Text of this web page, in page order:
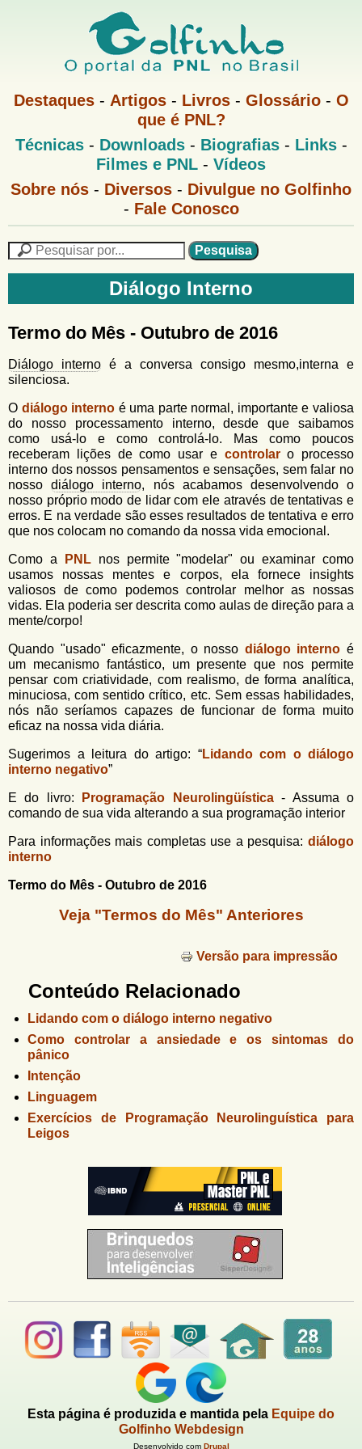
Pular
para
o
principal
G
f
i
n
h
o
M
u
Destaques- Artigos- Livros- Glossário- O
que é PNL?
M
e
P
Técnicas- Downloads- Biografias- Links-
Filmes e PNL - Vídeos
G
n
e
n
u
Sobre nós - Diversos - Divulgue no Golfinho
- Fale Conosco
F
m
u
l
á
r
i
o
d
e
b
u
s
a
e
i
s
a
n
o
G
o
l
f
i
n
h
o
Diálogo Interno
Termo do Mês - Outubro de 2016
Diálogo interno é a conversa consigo mesmo,interna e
silenciosa.
O diálogo interno é uma parte normal, importante e valiosa
do nosso processamento interno, desde que saibamos
como usá-lo e como controlá-lo. Mas como poucos
receberam lições de como usar e controlaro processo
interno dos nossos pensamentos e sensações, sem falar no
nossodiálogo interno, nós acabamos desenvolvendo o
nosso próprio modo de lidar com ele através de tentativas e
erros. E na verdade são esses resultados de tentativa e erro
que nos colocam no comando da nossa vida emocional.
Como a PNLnos permite "modelar" ou examinar como
usamos nossas mentes e corpos, ela fornece insights
valiosos de como podemos controlar melhor as nossas
vidas. Ela poderia ser descrita como aulas de direção para a
mente/corpo!
Quando "usado" eficazmente, o nosso diálogo interno é
um mecanismo fantástico, um presente que nos permite
pensar com criatividade, com realismo, de forma analítica,
minuciosa, com sentido crítico, etc. Sem essas habilidades,
nós não seríamos capazes de funcionar de forma muito
eficaz na nossa vida diária.
Sugerimos a leitura do artigo: “Lidando com o diálogo
interno negativo”
E do livro: Programação Neurolingüística- Assuma o
comando de sua vida alterando a sua programação interior
Para informações mais completas use a pesquisa: diálogo
interno
Termo do Mês - Outubro de 2016
Veja "Termos do Mês" Anteriores
Versão para impressão
Conteúdo Relacionado
Lidando com o diálogo interno negativo
Como controlar a ansiedade e os sintomas do
pânico
Intenção
Linguagem
Exercícios de Programação Neurolinguística para
Leigos
Esta página é produzida e mantida pela Equipe do
Golfinho Webdesign
Desenvolvido com Drupal